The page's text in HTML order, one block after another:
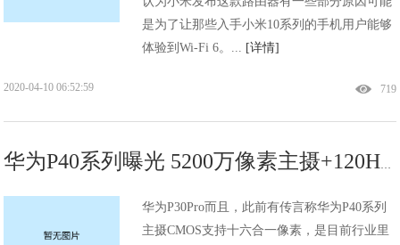
是为了让那些入手小米10系列的手机用户能够
体验到Wi-Fi 6。... [详情]
719
2020-04-10 06:52:59
华为P30Pro而且，此前有传言称华为P40系列
主摄CMOS支持十六合一像素，是目前行业里